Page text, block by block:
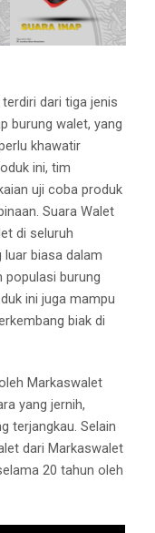
dari tiga jenis
burung walet, yang
khawatir
ini, tim
uji coba produk
Suara Walet
di seluruh
biasa dalam
populasi burung
ini juga mampu
biak di
Markaswalet
yang jernih,
terjangkau. Selain
dari Markaswalet
20 tahun oleh